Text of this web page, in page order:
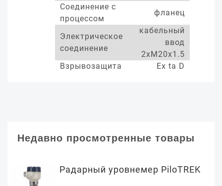
Соединение с
процессом
фланец
Электрическое
соединение
кабельный
ввод
2xM20x1.5
Взрывозащита
Ex ta D
Недавно просмотренные товары
Радарный уровнемер PiloTREK